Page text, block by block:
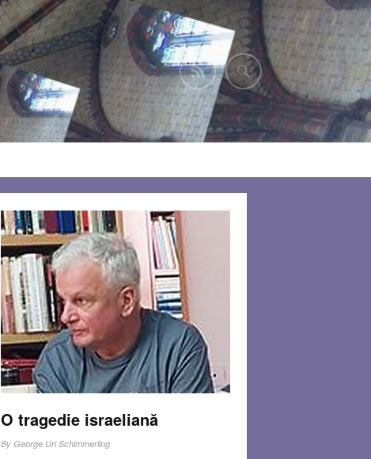
O tragedie israeliană
By George Uri Schimmerling